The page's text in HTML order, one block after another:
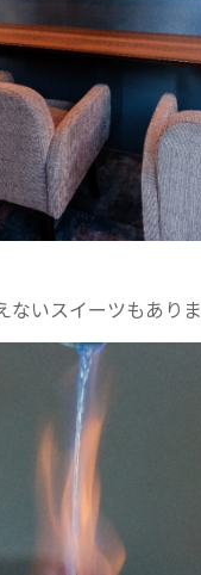
ないスイーツもあり